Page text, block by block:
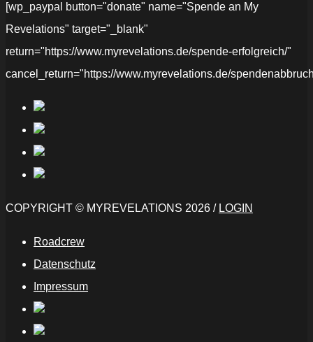
[wp_paypal button="donate" name="Spende an My
Revelations" target="_blank"
return="https://www.myrevelations.de/spende-erfolgreich/"
cancel_return="https://www.myrevelations.de/
COPYRIGHT © MYREVELATIONS 2026 / LOGIN
Roadcrew
Datenschutz
Impressum